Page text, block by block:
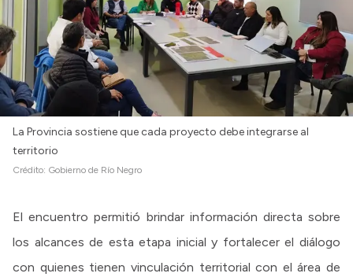
La Provincia sostiene que cada proyecto debe integrarse al
territorio
Crédito: Gobierno de Río Negro
El encuentro permitió brindar información directa sobre
los alcances de esta etapa inicial y fortalecer el diálogo
con quienes tienen vinculación territorial con el área de